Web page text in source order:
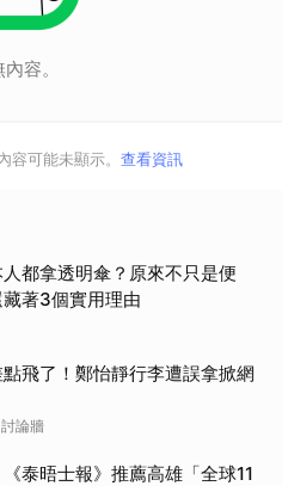
容。
容可能未顯示。 查看資訊
都拿透明傘？原來不只是便
著3個實用理由
飛了！鄭怡靜行李遭誤拿掀網
論牆
泰晤士報》推薦高雄「全球11